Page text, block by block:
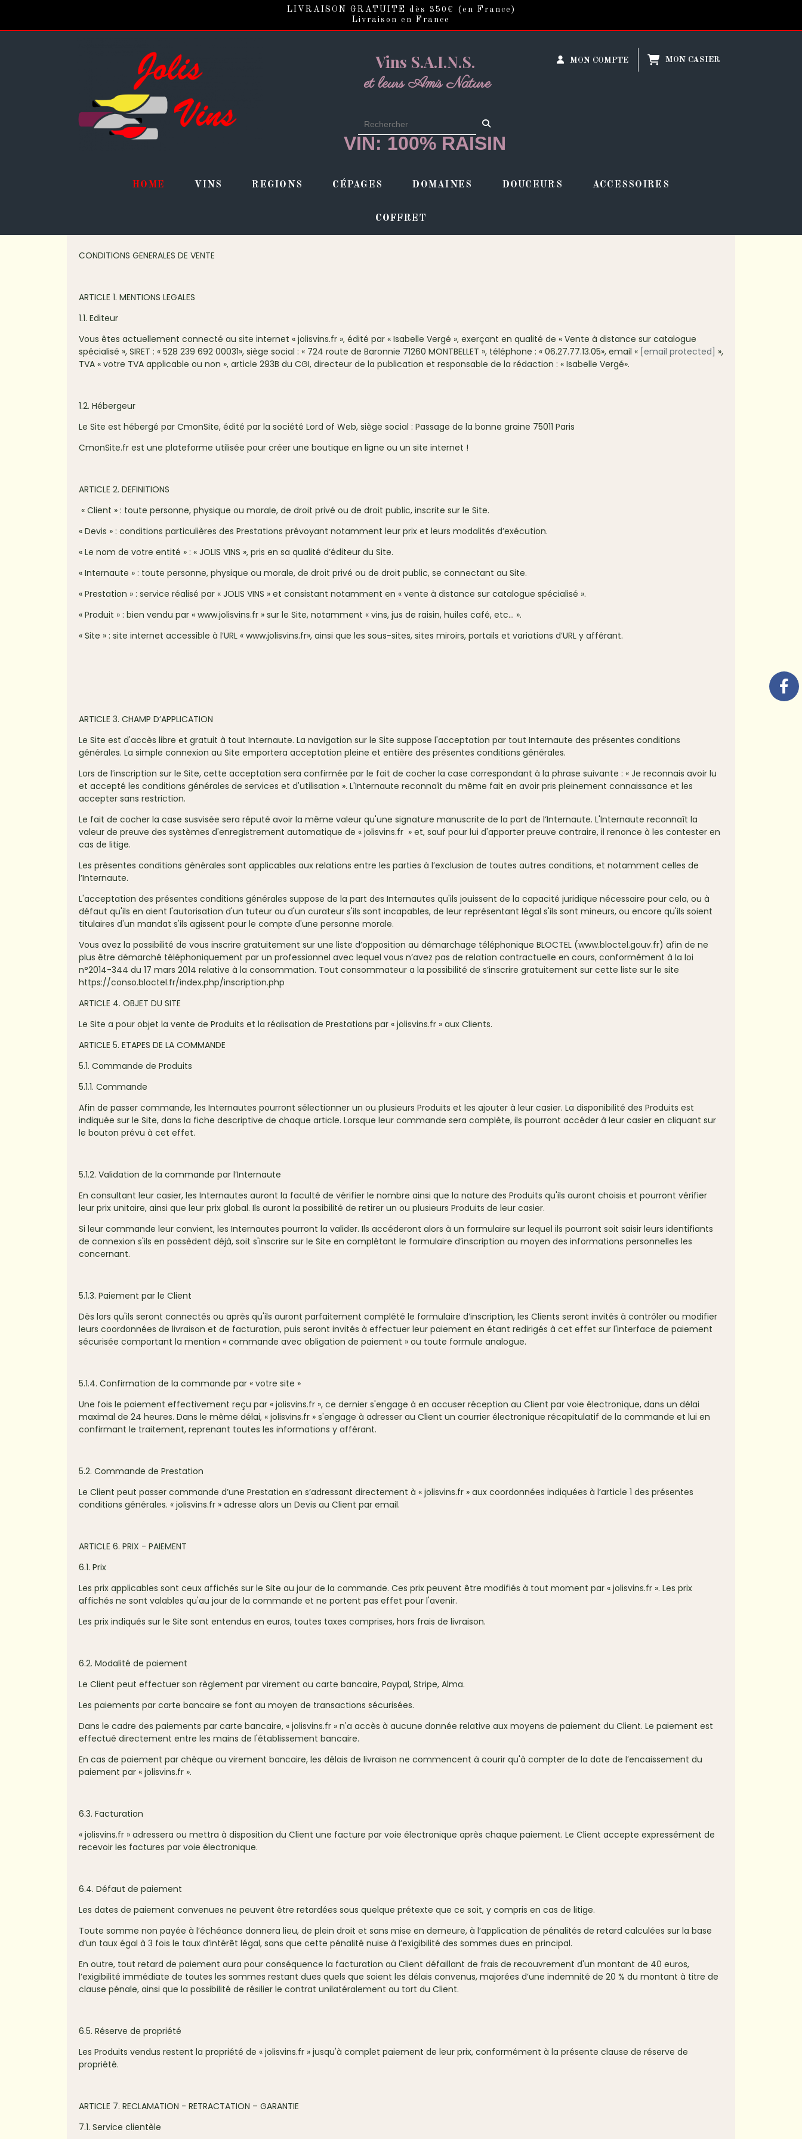
LIVRAISON GRATUITE dès 350€ (en France)
Livraison en France
Vins S.A.I.N.S.
et leurs Amis Nature
VIN: 100% RAISIN
MON COMPTE MON CASIER
HOME VINS REGIONS CÉPAGES DOMAINES DOUCEURS ACCESSOIRES
COFFRET
CONDITIONS GENERALES DE VENTE
ARTICLE 1. MENTIONS LEGALES
1.1. Editeur
Vous êtes actuellement connecté au site internet « jolisvins.fr », édité par « Isabelle Vergé », exerçant en qualité de « Vente à distance sur catalogue
spécialisé », SIRET : « 528 239 692 00031», siège social : « 724 route de Baronnie 71260 MONTBELLET », téléphone : « 06.27.77.13.05», email « [email protected] »,
TVA « votre TVA applicable ou non », article 293B du CGI, directeur de la publication et responsable de la rédaction : « Isabelle Vergé».
1.2. Hébergeur
Le Site est hébergé par CmonSite, édité par la société Lord of Web, siège social : Passage de la bonne graine 75011 Paris
CmonSite.fr est une plateforme utilisée pour créer une boutique en ligne ou un site internet !
ARTICLE 2. DEFINITIONS
« Client » : toute personne, physique ou morale, de droit privé ou de droit public, inscrite sur le Site.
« Devis » : conditions particulières des Prestations prévoyant notamment leur prix et leurs modalités d’exécution.
« Le nom de votre entité » : « JOLIS VINS », pris en sa qualité d’éditeur du Site.
« Internaute » : toute personne, physique ou morale, de droit privé ou de droit public, se connectant au Site.
« Prestation » : service réalisé par « JOLIS VINS » et consistant notamment en « vente à distance sur catalogue spécialisé ».
« Produit » : bien vendu par « www.jolisvins.fr » sur le Site, notamment « vins, jus de raisin, huiles café, etc… ».
« Site » : site internet accessible à l’URL « www.jolisvins.fr», ainsi que les sous-sites, sites miroirs, portails et variations d’URL y afférant.
ARTICLE 3. CHAMP D’APPLICATION
Le Site est d'accès libre et gratuit à tout Internaute. La navigation sur le Site suppose l'acceptation par tout Internaute des présentes conditions
générales. La simple connexion au Site emportera acceptation pleine et entière des présentes conditions générales.
Lors de l’inscription sur le Site, cette acceptation sera confirmée par le fait de cocher la case correspondant à la phrase suivante : « Je reconnais avoir lu
et accepté les conditions générales de services et d'utilisation ». L'Internaute reconnaît du même fait en avoir pris pleinement connaissance et les
accepter sans restriction.
Le fait de cocher la case susvisée sera réputé avoir la même valeur qu'une signature manuscrite de la part de l’Internaute. L'Internaute reconnaît la
valeur de preuve des systèmes d'enregistrement automatique de « jolisvins.fr » et, sauf pour lui d'apporter preuve contraire, il renonce à les contester en
cas de litige.
Les présentes conditions générales sont applicables aux relations entre les parties à l’exclusion de toutes autres conditions, et notamment celles de
l’Internaute.
L'acceptation des présentes conditions générales suppose de la part des Internautes qu'ils jouissent de la capacité juridique nécessaire pour cela, ou à
défaut qu'ils en aient l'autorisation d'un tuteur ou d'un curateur s'ils sont incapables, de leur représentant légal s'ils sont mineurs, ou encore qu'ils soient
titulaires d'un mandat s'ils agissent pour le compte d'une personne morale.
Vous avez la possibilité de vous inscrire gratuitement sur une liste d’opposition au démarchage téléphonique BLOCTEL (www.bloctel.gouv.fr) afin de ne
plus être démarché téléphoniquement par un professionnel avec lequel vous n’avez pas de relation contractuelle en cours, conformément à la loi
n°2014-344 du 17 mars 2014 relative à la consommation. Tout consommateur a la possibilité de s’inscrire gratuitement sur cette liste sur le site
https://conso.bloctel.fr/index.php/inscription.php
ARTICLE 4. OBJET DU SITE
Le Site a pour objet la vente de Produits et la réalisation de Prestations par « jolisvins.fr » aux Clients.
ARTICLE 5. ETAPES DE LA COMMANDE
5.1. Commande de Produits
5.1.1. Commande
Afin de passer commande, les Internautes pourront sélectionner un ou plusieurs Produits et les ajouter à leur casier. La disponibilité des Produits est
indiquée sur le Site, dans la fiche descriptive de chaque article. Lorsque leur commande sera complète, ils pourront accéder à leur casier en cliquant sur
le bouton prévu à cet effet.
5.1.2. Validation de la commande par l’Internaute
En consultant leur casier, les Internautes auront la faculté de vérifier le nombre ainsi que la nature des Produits qu'ils auront choisis et pourront vérifier
leur prix unitaire, ainsi que leur prix global. Ils auront la possibilité de retirer un ou plusieurs Produits de leur casier.
Si leur commande leur convient, les Internautes pourront la valider. Ils accéderont alors à un formulaire sur lequel ils pourront soit saisir leurs identifiants
de connexion s'ils en possèdent déjà, soit s'inscrire sur le Site en complétant le formulaire d’inscription au moyen des informations personnelles les
concernant.
5.1.3. Paiement par le Client
Dès lors qu'ils seront connectés ou après qu'ils auront parfaitement complété le formulaire d’inscription, les Clients seront invités à contrôler ou modifier
leurs coordonnées de livraison et de facturation, puis seront invités à effectuer leur paiement en étant redirigés à cet effet sur l'interface de paiement
sécurisée comportant la mention « commande avec obligation de paiement » ou toute formule analogue.
5.1.4. Confirmation de la commande par « votre site »
Une fois le paiement effectivement reçu par « jolisvins.fr », ce dernier s'engage à en accuser réception au Client par voie électronique, dans un délai
maximal de 24 heures. Dans le même délai, « jolisvins.fr » s'engage à adresser au Client un courrier électronique récapitulatif de la commande et lui en
confirmant le traitement, reprenant toutes les informations y afférant.
5.2. Commande de Prestation
Le Client peut passer commande d’une Prestation en s’adressant directement à « jolisvins.fr » aux coordonnées indiquées à l’article 1 des présentes
conditions générales. « jolisvins.fr » adresse alors un Devis au Client par email.
ARTICLE 6. PRIX - PAIEMENT
6.1. Prix
Les prix applicables sont ceux affichés sur le Site au jour de la commande. Ces prix peuvent être modifiés à tout moment par « jolisvins.fr ». Les prix
affichés ne sont valables qu'au jour de la commande et ne portent pas effet pour l'avenir.
Les prix indiqués sur le Site sont entendus en euros, toutes taxes comprises, hors frais de livraison.
6.2. Modalité de paiement
Le Client peut effectuer son règlement par virement ou carte bancaire, Paypal, Stripe, Alma.
Les paiements par carte bancaire se font au moyen de transactions sécurisées.
Dans le cadre des paiements par carte bancaire, « jolisvins.fr » n'a accès à aucune donnée relative aux moyens de paiement du Client. Le paiement est
effectué directement entre les mains de l'établissement bancaire.
En cas de paiement par chèque ou virement bancaire, les délais de livraison ne commencent à courir qu'à compter de la date de l’encaissement du
paiement par « jolisvins.fr ».
6.3. Facturation
« jolisvins.fr » adressera ou mettra à disposition du Client une facture par voie électronique après chaque paiement. Le Client accepte expressément de
recevoir les factures par voie électronique.
6.4. Défaut de paiement
Les dates de paiement convenues ne peuvent être retardées sous quelque prétexte que ce soit, y compris en cas de litige.
Toute somme non payée à l’échéance donnera lieu, de plein droit et sans mise en demeure, à l’application de pénalités de retard calculées sur la base
d’un taux égal à 3 fois le taux d’intérêt légal, sans que cette pénalité nuise à l’exigibilité des sommes dues en principal.
En outre, tout retard de paiement aura pour conséquence la facturation au Client défaillant de frais de recouvrement d'un montant de 40 euros,
l’exigibilité immédiate de toutes les sommes restant dues quels que soient les délais convenus, majorées d’une indemnité de 20 % du montant à titre de
clause pénale, ainsi que la possibilité de résilier le contrat unilatéralement au tort du Client.
6.5. Réserve de propriété
Les Produits vendus restent la propriété de « jolisvins.fr » jusqu'à complet paiement de leur prix, conformément à la présente clause de réserve de
propriété.
ARTICLE 7. RECLAMATION - RETRACTATION – GARANTIE
7.1. Service clientèle